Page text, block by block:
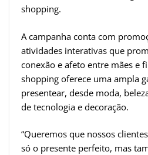
shopping.
A campanha conta com
atividades interativas que
conexão e afeto entre mães e
shopping oferece uma ampla
presentear, desde moda,
de tecnologia e decoração.
“Queremos que nossos
só o presente perfeito, mas